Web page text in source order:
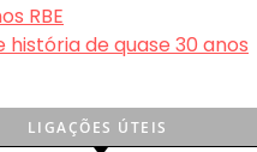
RBE
história de quase 30 anos
LIGAÇÕES ÚTEIS